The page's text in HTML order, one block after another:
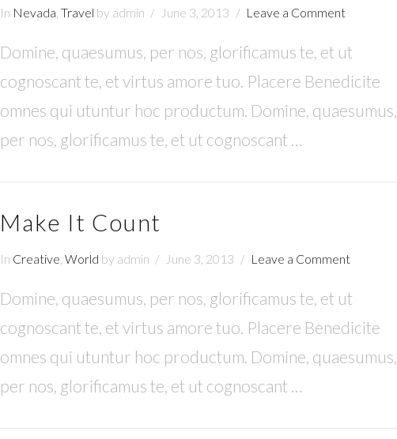
In Nevada ,Travel by admin June 3, 2013 Leave a Comment
Domine, quaesumus, per nos, glorificamus te, et ut
cognoscant te, et virtus amore tuo. Placere Benedicite
omnes qui utuntur hoc productum. Domine, quaesumus,
per nos, glorificamus te, et ut cognoscant …
Make It Count
In Creative ,World by admin June 3, 2013 Leave a Comment
Domine, quaesumus, per nos, glorificamus te, et ut
cognoscant te, et virtus amore tuo. Placere Benedicite
omnes qui utuntur hoc productum. Domine, quaesumus,
per nos, glorificamus te, et ut cognoscant …